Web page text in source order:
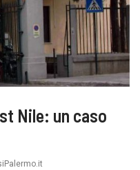
Nile: un caso